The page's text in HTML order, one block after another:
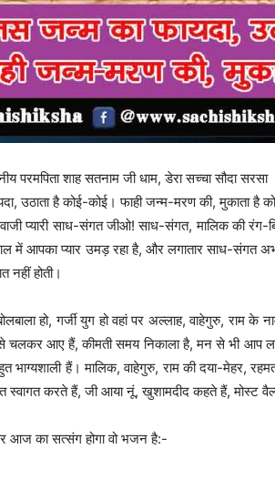
परमपिता शाह सतनाम जी धाम, डेरा सच्चा सौदा सरसा
उठाता है कोई-कोई। फाही जन्म-मरण की, मुकाता है
प्यारी साध-संगत जीओ! साध-संगत, मालिक की
में आपका प्यार उमड़ रहा है, और लगातार साध-
नहीं होती।
हो, गर्जी युग हो वहां पर अल्लाह, वाहेगुरु,
आए हैं, कीमती समय निकाला है, मन से भी आप
भाग्यशाली हैं। मालिक, वाहेगुरु, राम की दया-मेहर,
स्वागत करते हैं, जी आया नूं, खुशामदीद कहते हैं, मोस्ट
आज का सत्संग होगा वो भजन है:-